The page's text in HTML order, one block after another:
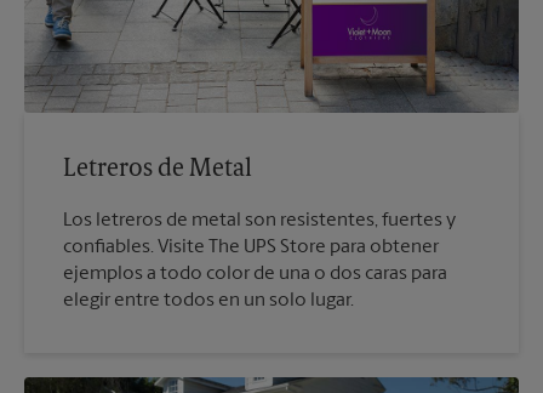
Letreros de Metal
Los letreros de metal son resistentes, fuertes y
confiables. Visite The UPS Store para obtener
ejemplos a todo color de una o dos caras para
elegir entre todos en un solo lugar.